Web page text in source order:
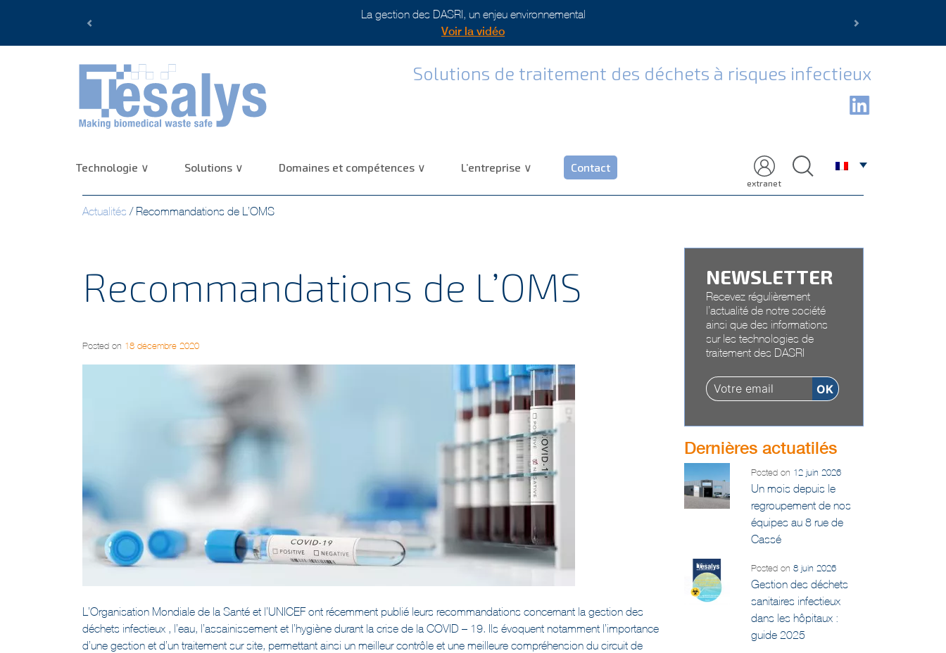
La gestion des DASRI, un enjeu environnemental
Voir la vidéo
Previous Next
Solutions de traitement des déchets à risques infectieux
Technologie Solutions Domaines et compétences L’entreprise Contact
extranet
Actualités / Recommandations de L’OMS
Recommandations de L’OMS
Posted on 18 décembre 2020
L’Organisation Mondiale de la Santé et l’UNICEF ont récemment publié leurs recommandations concernant la gestion des
déchets infectieux , l’eau, l’assainissement et l’hygiène durant la crise de la COVID – 19. Ils évoquent notamment l’importance
d’une gestion et d’un traitement sur site, permettant ainsi un meilleur contrôle et une meilleure compréhension du circuit de
NEWSLETTER
Recevez régulièrement
l’actualité de notre société
ainsi que des informations
sur les technologies de
traitement des DASRI
Dernières actuatilés
Posted on 12 juin 2026
Un mois depuis le
regroupement de nos
équipes au 8 rue de
Cassé
Posted on 8 juin 2026
Gestion des déchets
sanitaires infectieux
dans les hôpitaux :
guide 2025